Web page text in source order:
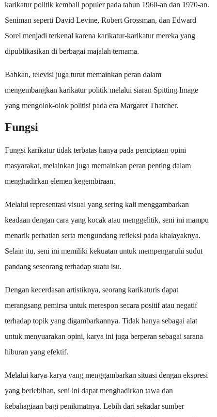
karikatur politik kembali populer pada tahun 1960-an dan 1970-an.
Seniman seperti David Levine, Robert Grossman, dan Edward
Sorel menjadi terkenal karena karikatur-karikatur mereka yang
dipublikasikan di berbagai majalah ternama.
Bahkan, televisi juga turut memainkan peran dalam
mengembangkan karikatur politik melalui siaran Spitting Image
yang mengolok-olok politisi pada era Margaret Thatcher.
Fungsi
Fungsi karikatur tidak terbatas hanya pada penciptaan opini
masyarakat, melainkan juga memainkan peran penting dalam
menghadirkan elemen kegembiraan.
Melalui representasi visual yang sering kali menggambarkan
keadaan dengan cara yang kocak atau menggelitik, seni ini mampu
menarik perhatian serta mengundang refleksi pada khalayaknya.
Selain itu, seni ini memiliki kekuatan untuk mempengaruhi sudut
pandang seseorang terhadap suatu isu.
Dengan kecerdasan artistiknya, seorang karikaturis dapat
merangsang pemirsa untuk merespon secara positif atau negatif
terhadap topik yang digambarkannya. Tidak hanya sebagai alat
untuk menyuarakan opini, karya ini juga berperan sebagai sarana
hiburan yang efektif.
Melalui karya-karya yang menggambarkan situasi dengan ekspresi
yang berlebihan, seni ini dapat menghadirkan tawa dan
kebahagiaan bagi penikmatnya. Lebih dari sekadar sumber